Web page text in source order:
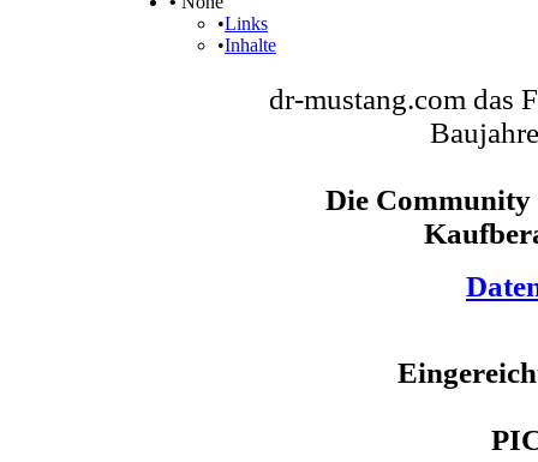
•Links
•Inhalte
dr-mustang.com das
Die